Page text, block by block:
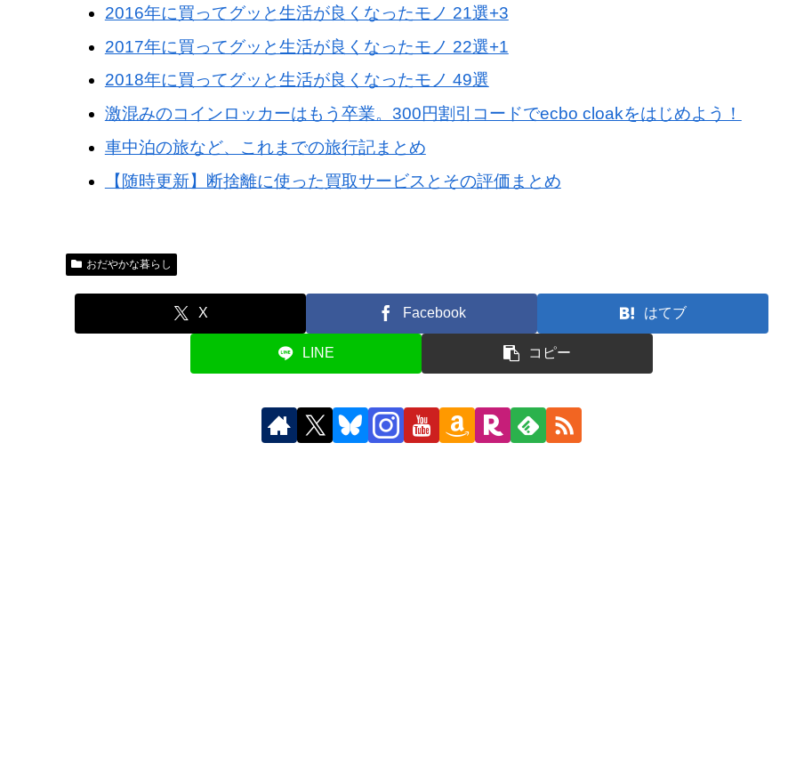
2016年に買ってグッと生活が良くなったモノ 21選+3
2017年に買ってグッと生活が良くなったモノ 22選+1
2018年に買ってグッと生活が良くなったモノ 49選
激混みのコインロッカーはもう卒業。300円割引コードでecbo cloakをはじめよう！
車中泊の旅など、これまでの旅行記まとめ
【随時更新】断捨離に使った買取サービスとその評価まとめ
おだやかな暮らし
X Facebook はてブ
LINE コピー